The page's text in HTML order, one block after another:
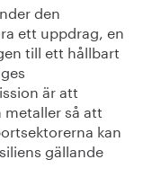
den
ett uppdrag, en
till ett hållbart
är att
så att
kan
gällande